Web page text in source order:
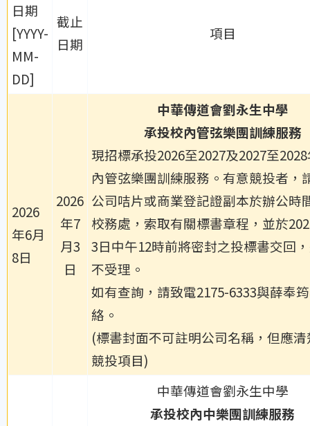
日期
[YYYY-
MM-
DD]
截止
日期
項目
2026
年6月
8日
2026
年7
月3
日
中華傳道會劉永生中學
承投校內管弦樂團訓練服務
現招標承投2026至2027及2027至
內管弦樂團訓練服務。有意競投者，
公司咭片或商業登記證副本於辦公時
校務處，索取有關標書章程，並於
3日中午12時前將密封之投標書交回
不受理。
如有查詢，請致電2175-6333與薛奉
絡。
(標書封面不可註明公司名稱，但應
競投項目)
中華傳道會劉永生中學
承投校內中樂團訓練服務